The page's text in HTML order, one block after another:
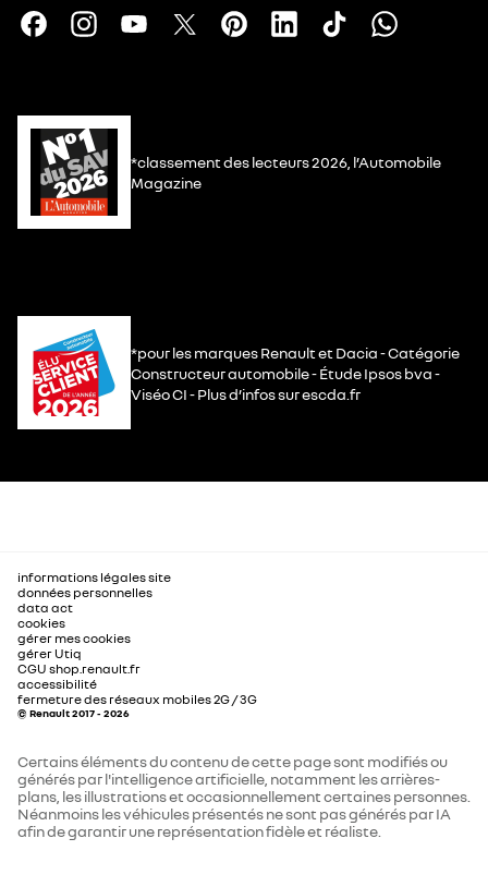
*classement des lecteurs 2026, l’Automobile
Magazine
*pour les marques Renault et Dacia - Catégorie
Constructeur automobile - Étude Ipsos bva -
Viséo CI - Plus d’infos sur escda.fr
informations légales site
données personnelles
data act
cookies
gérer mes cookies
gérer Utiq
CGU shop.renault.fr
accessibilité
fermeture des réseaux mobiles 2G / 3G
© Renault 2017 - 2026
Certains éléments du contenu de cette page sont modifiés ou
générés par l'intelligence artificielle, notamment les arrières-
plans, les illustrations et occasionnellement certaines personnes.
Néanmoins les véhicules présentés ne sont pas générés par IA
afin de garantir une représentation fidèle et réaliste.